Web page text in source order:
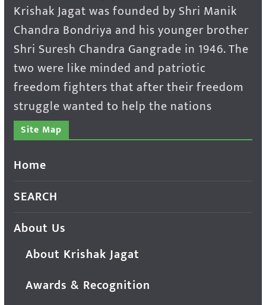
Krishak Jagat was founded by Shri Manik
Chandra Bondriya and his younger brother
Shri Suresh Chandra Gangrade in 1946. The
two were like minded and patriotic
freedom fighters that after their freedom
struggle wanted to help the nations
Site Map
Home
SEARCH
About Us
About Krishak Jagat
Awards & Recognition